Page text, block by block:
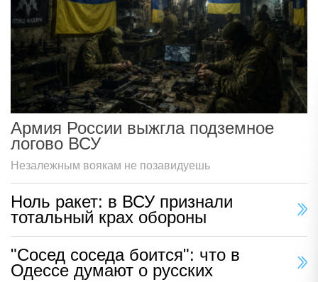
Армия России выжгла подземное
логово ВСУ
Незалежным воякам не позавидуешь
Ноль ракет: в ВСУ признали
тотальный крах обороны
"Сосед соседа боится": что в
Одессе думают о русских